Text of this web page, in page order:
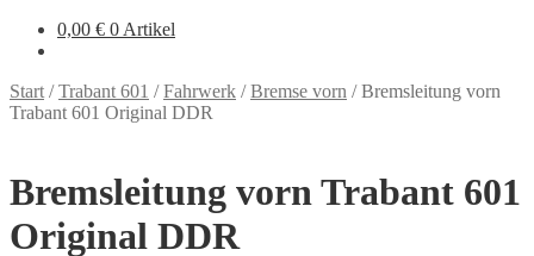
0,00 € 0 Artikel
Start /Trabant 601 /Fahrwerk /Bremse vorn /Bremsleitung vorn
Trabant 601 Original DDR
Bremsleitung vorn Trabant 601
Original DDR